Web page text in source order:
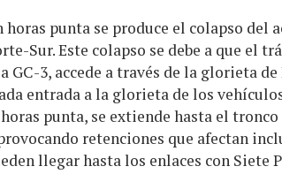
horas punta se produce el colapso del
Sur. Este colapso se debe a que el
GC-3, accede a través de la glorieta
entrada a la glorieta de los
punta, se extiende hasta el
retenciones que afectan
llegar hasta los enlaces con Siete